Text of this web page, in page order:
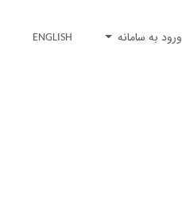
ورود به سامانه ENGLISH